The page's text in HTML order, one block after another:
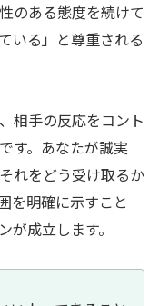
のある態度を続けて
いる」と尊重される
相手の反応をコント
す。あなたが誠実
れをどう受け取るか
を明確に示すこと
成立します。